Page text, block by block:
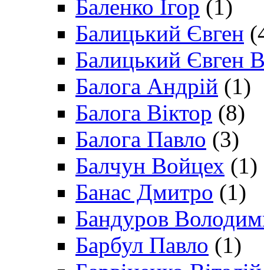
Баленко Ігор (1)
Балицький Євген
Балицький Євген
Балога Андрій (1)
Балога Віктор (8)
Балога Павло (3)
Балчун Войцех (1)
Банас Дмитро (1)
Бандуров
Барбул Павло (1)